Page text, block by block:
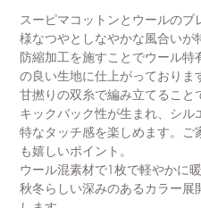
スーピマコットンとウールの
様なつやとしなやかな風合いが
防縮加工を施すことでウール特
の良い生地に仕上がっておりま
甘撚りの双糸で編み立てること
キックバック性が生まれ、シ
特なタッチ感を楽しめます。
も嬉しいポイント。
ウール混素材で1枚で軽やかに
秋冬らしい深みのあるカラー展